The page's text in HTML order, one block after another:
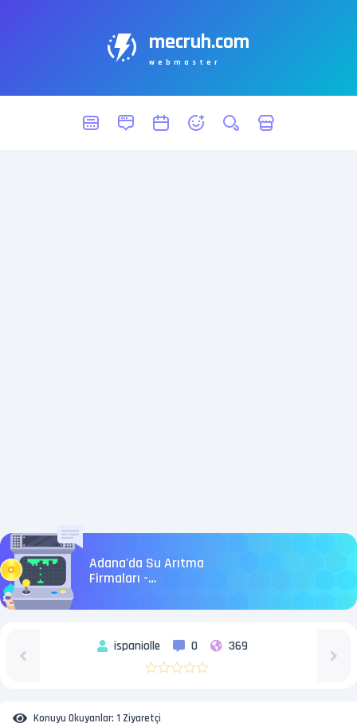
mecruh.com
webmaster
Adana'da Su Arıtma
Firmaları -
ispaniolle 0 369
Konuyu Okuyanlar: 1 Ziyaretçi